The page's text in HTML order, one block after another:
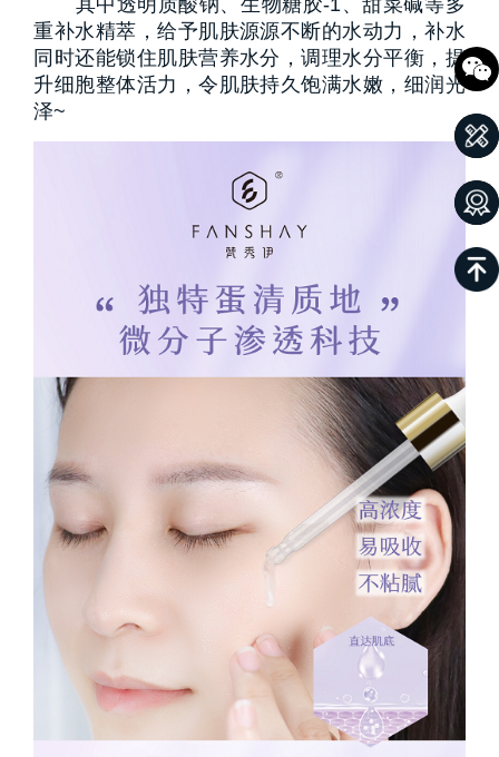
重补水精萃，给予肌肤源源不断的水动力，补水
同时还能锁住肌肤营养水分，调理水分平衡，提
升细胞整体活力，令肌肤持久饱满水嫩，细润光
泽~